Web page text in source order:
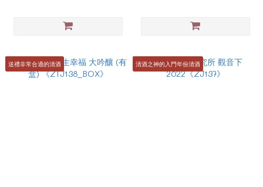
送禮非常合適的清酒 清酒之神的入門年份清酒